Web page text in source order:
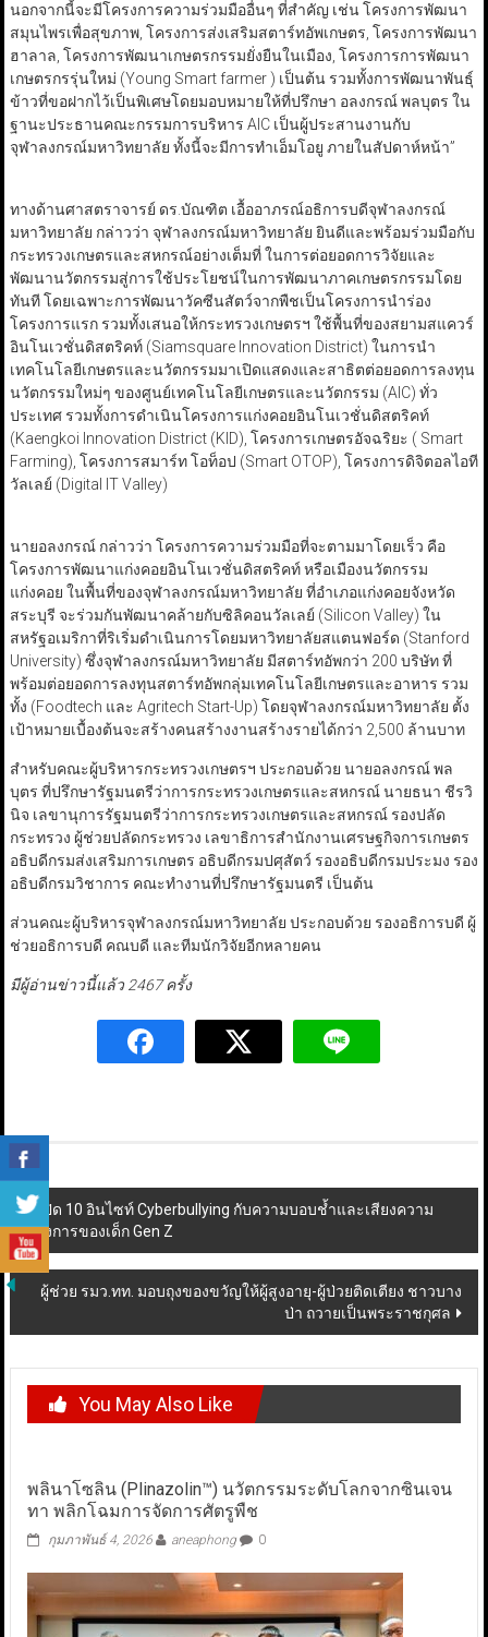
นอกจากนี้จะมีโครงการความร่วมมืออื่นๆ ที่สำคัญ เช่น โครงการพัฒนา
สมุนไพรเพื่อสุขภาพ, โครงการส่งเสริมสตาร์ทอัพเกษตร, โครงการพัฒนา
ฮาลาล, โครงการพัฒนาเกษตรกรรมยั่งยืนในเมือง, โครงการการพัฒนา
เกษตรกรรุ่นใหม่ (Young Smart farmer ) เป็นต้น รวมทั้งการพัฒนาพันธุ์
ข้าวที่ขอฝากไว้เป็นพิเศษโดยมอบหมายให้ที่ปรึกษา อลงกรณ์ พลบุตร ใน
ฐานะประธานคณะกรรมการบริหาร AIC เป็นผู้ประสานงานกับ
จุฬาลงกรณ์มหาวิทยาลัย ทั้งนี้จะมีการทำเอ็มโอยู ภายในสัปดาห์หน้า”
ทางด้านศาสตราจารย์ ดร.บัณฑิต เอื้ออาภรณ์อธิการบดีจุฬาลงกรณ์
มหาวิทยาลัย กล่าวว่า จุฬาลงกรณ์มหาวิทยาลัย ยินดีและพร้อมร่วมมือกับ
กระทรวงเกษตรและสหกรณ์อย่างเต็มที่ ในการต่อยอดการวิจัยและ
พัฒนานวัตกรรมสู่การใช้ประโยชน์ในการพัฒนาภาคเกษตรกรรมโดย
ทันที โดยเฉพาะการพัฒนาวัคซีนสัตว์จากพืชเป็นโครงการนำร่อง
โครงการแรก รวมทั้งเสนอให้กระทรวงเกษตรฯ ใช้พื้นที่ของสยามสแควร์
อินโนเวชั่นดิสตริคท์ (Siamsquare Innovation District) ในการนำ
เทคโนโลยีเกษตรและนวัตกรรมมาเปิดแสดงและสาธิตต่อยอดการลงทุน
นวัตกรรมใหม่ๆ ของศูนย์เทคโนโลยีเกษตรและนวัตกรรม (AIC) ทั่ว
ประเทศ รวมทั้งการดำเนินโครงการแก่งคอยอินโนเวชั่นดิสตริคท์
(Kaengkoi Innovation District (KID), โครงการเกษตรอัจฉริยะ ( Smart
Farming), โครงการสมาร์ท โอท็อป (Smart OTOP), โครงการดิจิตอลไอที
วัลเลย์ (Digital IT Valley)
นายอลงกรณ์ กล่าวว่า โครงการความร่วมมือที่จะตามมาโดยเร็ว คือ
โครงการพัฒนาแก่งคอยอินโนเวชั่นดิสตริคท์ หรือเมืองนวัตกรรม
แก่งคอย ในพื้นที่ของจุฬาลงกรณ์มหาวิทยาลัย ที่อำเภอแก่งคอยจังหวัด
สระบุรี จะร่วมกันพัฒนาคล้ายกับซิลิคอนวัลเลย์ (Silicon Valley) ใน
สหรัฐอเมริกาที่ริเริ่มดำเนินการโดยมหาวิทยาลัยสแตนฟอร์ด (Stanford
University) ซึ่งจุฬาลงกรณ์มหาวิทยาลัย มีสตาร์ทอัพกว่า 200 บริษัท ที่
พร้อมต่อยอดการลงทุนสตาร์ทอัพกลุ่มเทคโนโลยีเกษตรและอาหาร รวม
ทั้ง (Foodtech และ Agritech Start-Up) โดยจุฬาลงกรณ์มหาวิทยาลัย ตั้ง
เป้าหมายเบื้องต้นจะสร้างคนสร้างงานสร้างรายได้กว่า 2,500 ล้านบาท
สำหรับคณะผู้บริหารกระทรวงเกษตรฯ ประกอบด้วย นายอลงกรณ์ พล
บุตร ที่ปรึกษารัฐมนตรีว่าการกระทรวงเกษตรและสหกรณ์ นายธนา ชีรวิ
นิจ เลขานุการรัฐมนตรีว่าการกระทรวงเกษตรและสหกรณ์ รองปลัด
กระทรวง ผู้ช่วยปลัดกระทรวง เลขาธิการสำนักงานเศรษฐกิจการเกษตร
อธิบดีกรมส่งเสริมการเกษตร อธิบดีกรมปศุสัตว์ รองอธิบดีกรมประมง รอง
อธิบดีกรมวิชาการ คณะทำงานที่ปรึกษารัฐมนตรี เป็นต้น
ส่วนคณะผู้บริหารจุฬาลงกรณ์มหาวิทยาลัย ประกอบด้วย รองอธิการบดี ผู้
ช่วยอธิการบดี คณบดี และทีมนักวิจัยอีกหลายคน
มีผู้อ่านข่าวนี้แล้ว 2467 ครั้ง
Post
navigation
เปิด 10 อินไซท์ Cyberbullying กับความบอบช้ำและเสียงความ
ต้องการของเด็ก Gen Z
ผู้ช่วย รมว.ทท. มอบถุงของขวัญให้ผู้สูงอายุ-ผู้ป่วยติดเตียง ชาวบาง
ป่า ถวายเป็นพระราชกุศล
You May Also Like
พลินาโซลิน (Plinazolin™) นวัตกรรมระดับโลกจากซินเจน
ทา พลิกโฉมการจัดการศัตรูพืช
กุมภาพันธ์ 4, 2026 aneaphong 0